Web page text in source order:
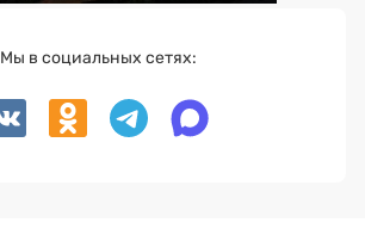
Мы в социальных сетях: